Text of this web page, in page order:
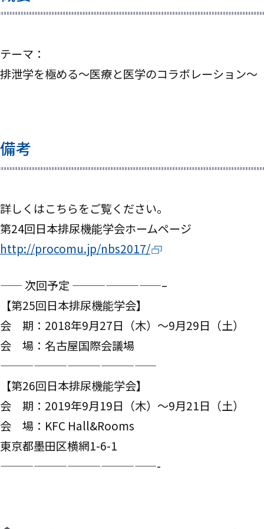
テーマ：
排泄学を極める～医療と医学のコラボレーション～
備考
詳しくはこちらをご覧ください。
第24回日本排尿機能学会ホームページ
http://procomu.jp/nbs2017/
—— 次回予定 ————————–
【第25回日本排尿機能学会】
会 期：2018年9月27日（木）～9月29日（土）
会 場：名古屋国際会議場
——————————————
【第26回日本排尿機能学会】
会 期：2019年9月19日（木）～9月21日（土）
会 場：KFC Hall&Rooms
東京都墨田区横網1-6-1
——————————————-